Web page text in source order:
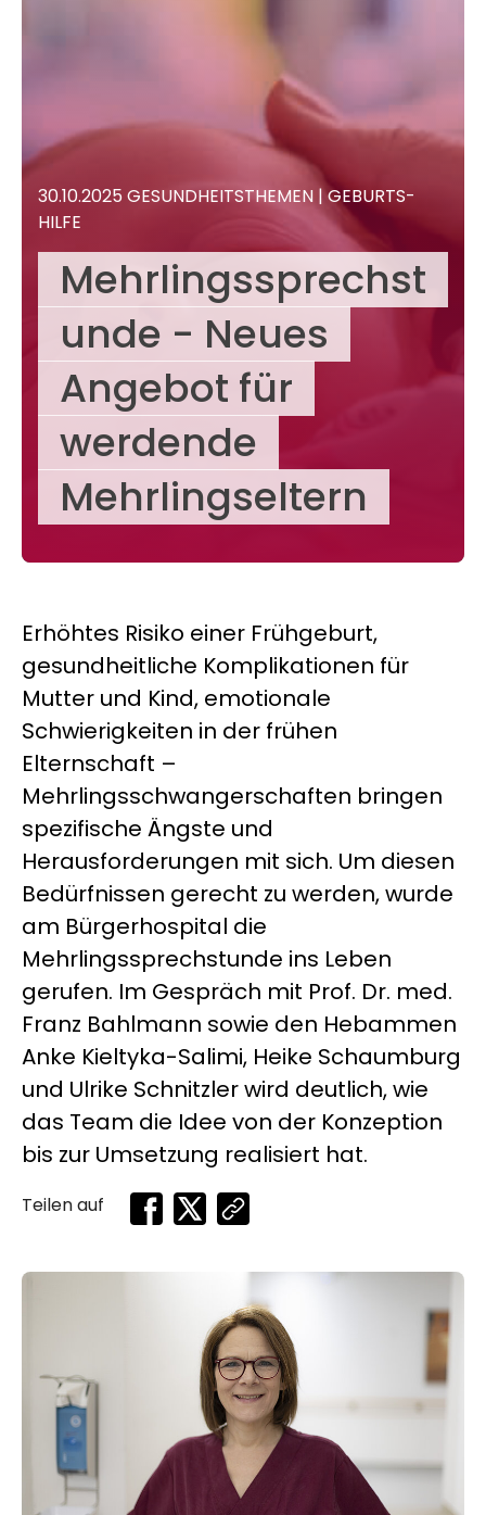
30.10.2025 GESUND­HEITSTHEMEN | GEBURTS­
HILFE
Mehrlingssprechst
unde - Neues
Angebot für
werdende
Mehrlingseltern
Erhöhtes Risiko einer Frühgeburt,
gesund­heit­liche Komplikationen für
Mutter und Kind, emotionale
Schwierigkeiten in der frühen
Elternschaft –
Mehrlingsschwangerschaften bringen
spezifische Ängste und
Herausforderungen mit sich. Um diesen
Bedürfnissen gerecht zu werden, wurde
am Bürger­hospital die
Mehrlingssprechstunde ins Leben
gerufen. Im Gespräch mit Prof. Dr. med.
Franz Bahlmann sowie den Hebammen
Anke Kieltyka-Salimi, Heike Schaumburg
und Ulrike Schnitzler wird deutlich, wie
das Team die Idee von der Konzeption
bis zur Umsetzung realisiert hat.
Teilen auf